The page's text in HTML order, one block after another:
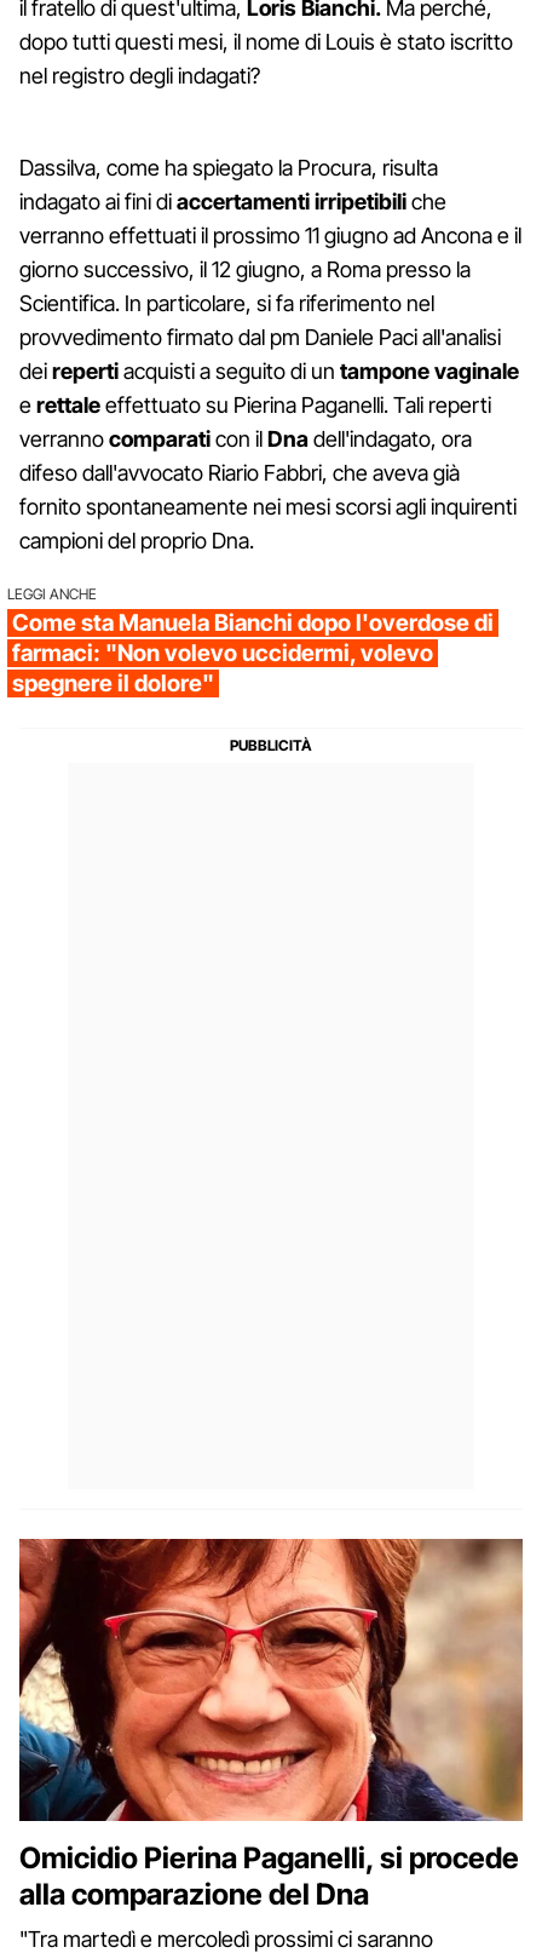
il fratello di quest'ultima, Loris Bianchi. Ma perché,
dopo tutti questi mesi, il nome di Louis è stato iscritto
nel registro degli indagati?
Dassilva, come ha spiegato la Procura, risulta
indagato ai fini diaccertamenti irripetibiliche
verranno effettuati il prossimo 11 giugno ad Ancona e il
giorno successivo, il 12 giugno, a Roma presso la
Scientifica. In particolare, si fa riferimento nel
provvedimento firmato dal pm Daniele Paci all'analisi
deirepertiacquisti a seguito di un tampone vaginale
erettaleeffettuato su Pierina Paganelli. Tali reperti
verrannocomparaticon ilDnadell'indagato, ora
difeso dall'avvocato Riario Fabbri, che aveva già
fornito spontaneamente nei mesi scorsi agli inquirenti
campioni del proprio Dna.
LEGGI ANCHE
Come sta Manuela Bianchi dopo l'overdose di
farmaci: "Non volevo uccidermi, volevo
spegnere il dolore"
Omicidio Pierina Paganelli, si procede
alla comparazione del Dna
"Tra martedì e mercoledì prossimi ci saranno